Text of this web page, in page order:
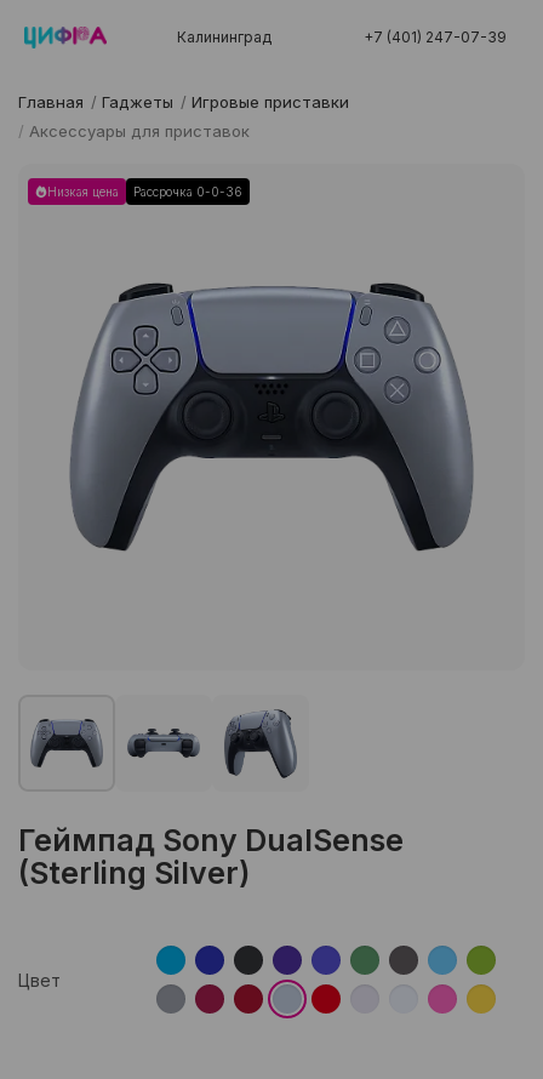
Калининград +7 (401) 247-07-39
Главная / Гаджеты / Игровые приставки
/ Аксессуары для приставок
Низкая цена Рассрочка 0-0-36
Геймпад Sony DualSense
(Sterling Silver)
Цвет